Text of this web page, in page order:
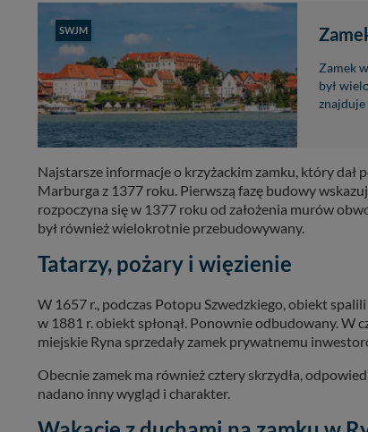
SWJM
Zamek
był
znajduje
Najstarsze informacje o krzyżackim zamku, który dał
Marburga z 1377 roku. Pierwszą fazę budowy
rozpoczyna się w 1377 roku od założenia murów
był również wielokrotnie przebudowywany.
Tatarzy, pożary i więzienie
W 1657 r., podczas Potopu Szwedzkiego, obiekt
w 1881 r. obiekt spłonął. Ponownie odbudowany. W
miejskie Ryna sprzedały zamek prywatnemu
Obecnie zamek ma również cztery skrzydła,
nadano inny wygląd i charakter.